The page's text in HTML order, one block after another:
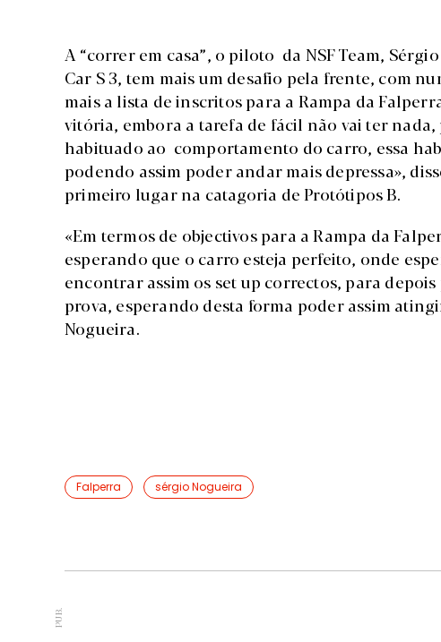
A “correr em casa”, o piloto da NSF Team,
Car S 3, tem mais um desafio pela frente, com
mais a lista de inscritos para a Rampa da
vitória, embora a tarefa de fácil não vai ter
habituado ao comportamento do carro, essa
podendo assim poder andar mais depressa»,
primeiro lugar na catagoria de Protótipos B.
«Em termos de objectivos para a Rampa da
esperando que o carro esteja perfeito, onde
encontrar assim os set up correctos, para
prova, esperando desta forma poder assim
Nogueira.
Falperra sérgio Nogueira
PUB.